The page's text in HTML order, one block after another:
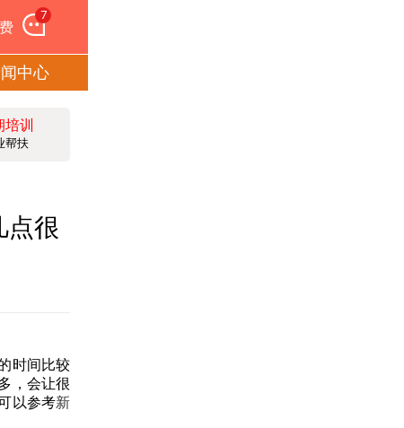
7
中心
培训
帮扶
点很
时间比较
，会让很
以参考新